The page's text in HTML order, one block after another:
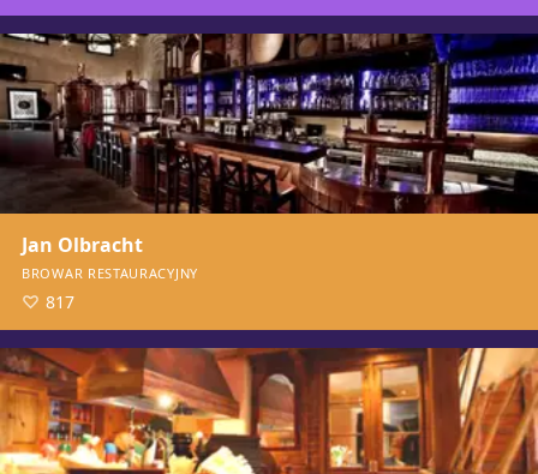
Jan Olbracht
BROWAR RESTAURACYJNY
817